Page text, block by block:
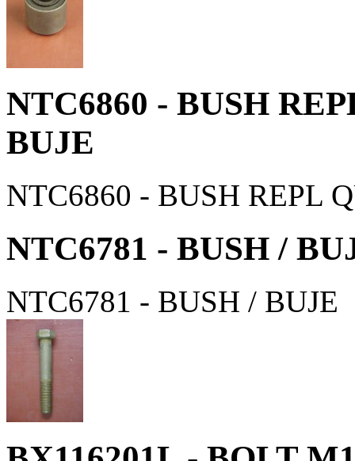
NTC6860 - BUSH
BUJE
NTC6860 - BUSH REPL
NTC6781 - BUSH /
NTC6781 - BUSH / BUJE